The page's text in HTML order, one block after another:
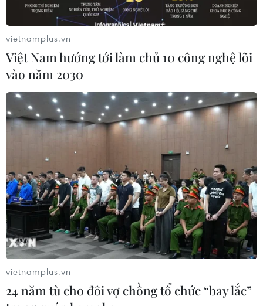
Mưa lũ gây nhiều thiệt hại tại Lai Châu,
một người bị cuốn trôi
06/07/2026 08:33
Hoàn lưu bão số 1 gây mưa lớn tại tỉnh Lai Châu khiến
nhiều tuyến quốc lộ bị sạt lở nghiêm trọng, ngập úng
diện rộng và làm một người thiệt mạng do bị lũ cuốn
trôi.
vietnamplus.vn
Việt Nam hướng tới làm chủ 10 công nghệ lõi
vào năm 2030
vietnamplus.vn
24 năm tù cho đôi vợ chồng tổ chức “bay lắc”